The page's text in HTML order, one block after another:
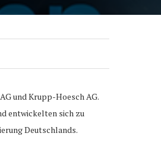
und Krupp-Hoesch AG.
entwickelten sich zu
Deutschlands.